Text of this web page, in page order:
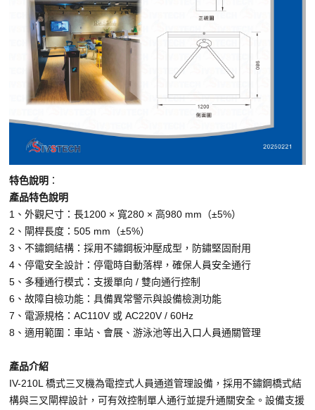
影視對講整合系統系列
數位看板系列
特色說明 ：
產品特色說明
1、外觀尺寸：長1200 × 寬280 × 高980 mm（±5%）
2、閘桿長度：505 mm（±5%）
3、不鏽鋼結構：採用不鏽鋼板沖壓成型，防鏽堅固耐用
4、停電安全設計：停電時自動落桿，確保人員安全通行
5、多種通行模式：支援單向 / 雙向通行控制
6、故障自檢功能：具備異常警示與設備檢測功能
7、電源規格：AC110V 或 AC220V / 60Hz
8、適用範圍：車站、會展、游泳池等出入口人員通關管理
產品介紹
IV-210L 橋式三叉機為電控式人員通道管理設備，採用不鏽鋼橋式結
構與三叉閘桿設計，可有效控制單人通行並提升通關安全。設備支援